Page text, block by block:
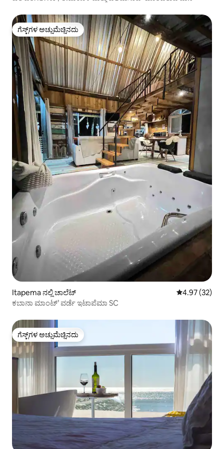
ಗೆಸ್ಟ್‌ಗಳ ಅಚ್ಚುಮೆಚ್ಚಿನದು
ಗೆಸ್ಟ್‌ಗಳ ಅಚ್ಚುಮೆಚ್ಚಿನದು
Itapema ನಲ್ಲಿ ಚಾಲೆಟ್ 5 ರಲ್ಲಿ 4.97
4.97 (32)
ಕಬಾನಾ ಮಾಂಟ್’ ವರ್ಡೆ ಇಟಾಪೆಮಾ SC
ಗೆಸ್ಟ್‌ಗಳ ಅಚ್ಚುಮೆಚ್ಚಿನದು
ಗೆಸ್ಟ್‌ಗಳ ಅಚ್ಚುಮೆಚ್ಚಿನದು